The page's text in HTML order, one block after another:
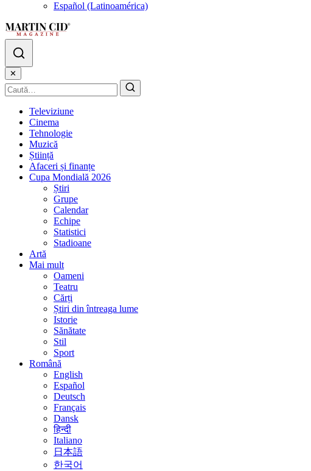
Español (Latinoamérica)
✕
Televiziune
Cinema
Tehnologie
Muzică
Știință
Afaceri și finanțe
Cupa Mondială 2026
Știri
Grupe
Calendar
Echipe
Statistici
Stadioane
Artă
Mai mult
Oameni
Teatru
Cărți
Știri din întreaga lume
Istorie
Sănătate
Stil
Sport
Română
English
Español
Deutsch
Français
Dansk
हिन्दी
Italiano
日本語
한국어